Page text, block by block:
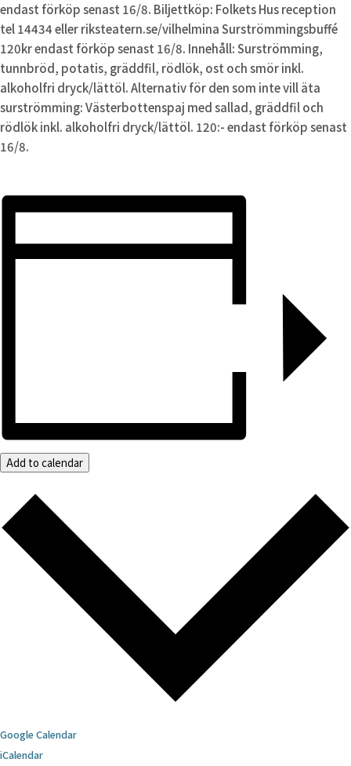
endast förköp senast 16/8. Biljettköp: Folkets Hus reception
tel 14434 eller riksteatern.se/vilhelmina Surströmmingsbuffé
120kr endast förköp senast 16/8. Innehåll: Surströmming,
tunnbröd, potatis, gräddfil, rödlök, ost och smör inkl.
alkoholfri dryck/lättöl. Alternativ för den som inte vill äta
surströmming: Västerbottenspaj med sallad, gräddfil och
rödlök inkl. alkoholfri dryck/lättöl. 120:- endast förköp senast
16/8.
Add to calendar
Google Calendar
iCalendar